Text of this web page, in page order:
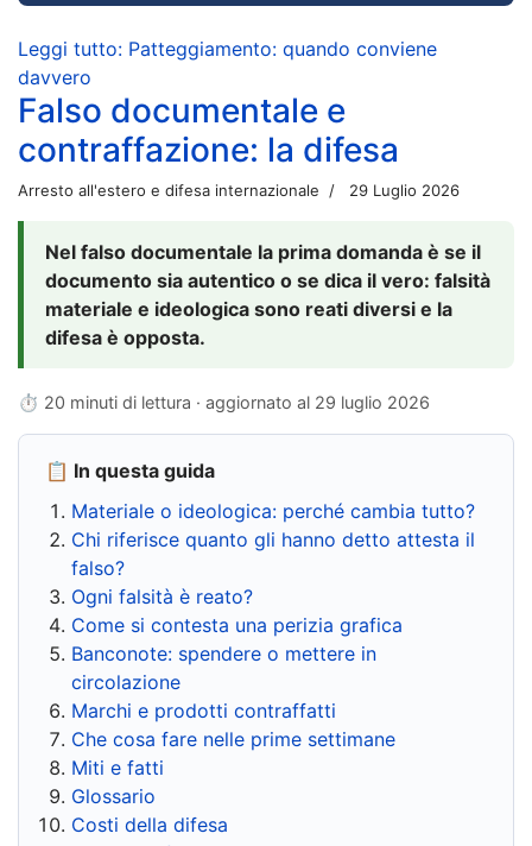
Leggi tutto: Patteggiamento: quando conviene
davvero
Falso documentale e
contraffazione: la difesa
Arresto all'estero e difesa internazionale 29 Luglio 2026
Nel falso documentale la prima domanda è se il
documento sia autentico o se dica il vero: falsità
materiale e ideologica sono reati diversi e la
difesa è opposta.
⏱ 20 minuti di lettura · aggiornato al 29 luglio 2026
📋 In questa guida
Materiale o ideologica: perché cambia tutto?
Chi riferisce quanto gli hanno detto attesta il
falso?
Ogni falsità è reato?
Come si contesta una perizia grafica
Banconote: spendere o mettere in
circolazione
Marchi e prodotti contraffatti
Che cosa fare nelle prime settimane
Miti e fatti
Glossario
Costi della difesa